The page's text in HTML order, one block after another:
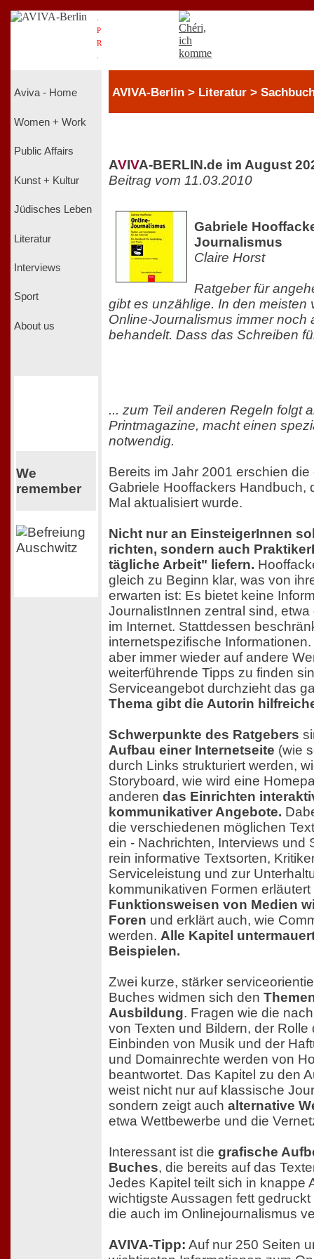
P
R
Aviva - Home
Women + Work
Public Affairs
Kunst + Kultur
Jüdisches Leben
Literatur
Interviews
Sport
About us
We
remember
AVIVA-Berlin > Literatur >
AVIVA-BERLIN.de im August
Beitrag vom 11.03.2010
Gabriele
Journalismus
Claire Horst
Ratgeber für
gibt es unzählige. In den meisten
Online-Journalismus immer noch
behandelt. Dass das Schreiben
... zum Teil anderen Regeln folgt
Printmagazine, macht einen
notwendig.
Bereits im Jahr 2001 erschien
Gabriele Hooffackers Handbuch,
Mal aktualisiert wurde.
Nicht nur an EinsteigerInnen
richten, sondern auch
tägliche Arbeit" liefern.
gleich zu Beginn klar, was von
erwarten ist: Es bietet keine
JournalistInnen zentral sind,
im Internet. Stattdessen
internetspezifische
aber immer wieder auf andere
weiterführende Tipps zu finden
Serviceangebot durchzieht das
Thema gibt die Autorin
Schwerpunkte des Ratgebers
Aufbau einer Internetseite (wie
durch Links strukturiert werden,
Storyboard, wie wird eine
anderen das Einrichten
kommunikativer Angebote.
die verschiedenen möglichen
ein - Nachrichten, Interviews und
rein informative Textsorten,
Serviceleistung und zur
kommunikativen Formen
Funktionsweisen von Medien
Foren und erklärt auch, wie
werden. Alle Kapitel
Beispielen.
Zwei kurze, stärker
Buches widmen sich den
Ausbildung. Fragen wie die
von Texten und Bildern, der Rolle
Einbinden von Musik und der
und Domainrechte werden von
beantwortet. Das Kapitel zu den
weist nicht nur auf klassische
sondern zeigt auch alternative
etwa Wettbewerbe und die
Interessant ist die grafische
Buches, die bereits auf das
Jedes Kapitel teilt sich in knappe
wichtigste Aussagen fett
die auch im Onlinejournalismus
AVIVA-Tipp: Auf nur 250 Seiten